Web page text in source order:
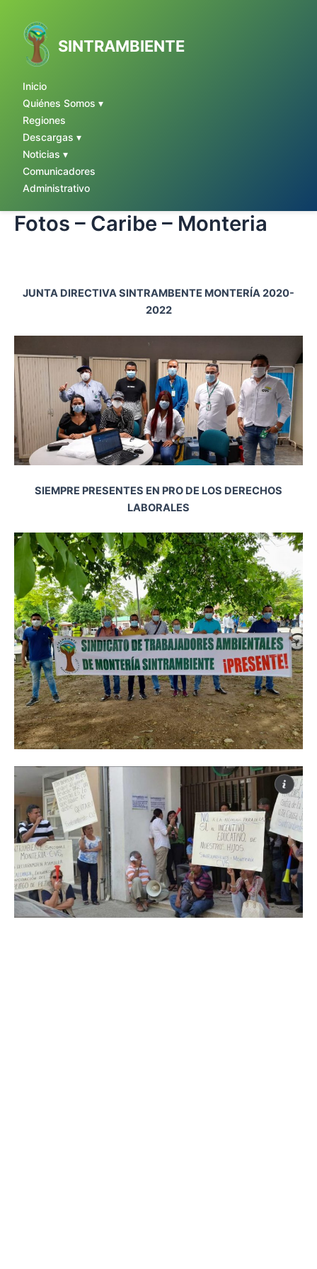
SINTRAMBIENTE
Inicio
Quiénes Somos ▾
Regiones
Descargas ▾
Noticias ▾
Comunicadores
Administrativo
contenido
Fotos – Caribe – Monteria
JUNTA DIRECTIVA SINTRAMBENTE MONTERÍA 2020-
2022
SIEMPRE PRESENTES EN PRO DE LOS DERECHOS
LABORALES